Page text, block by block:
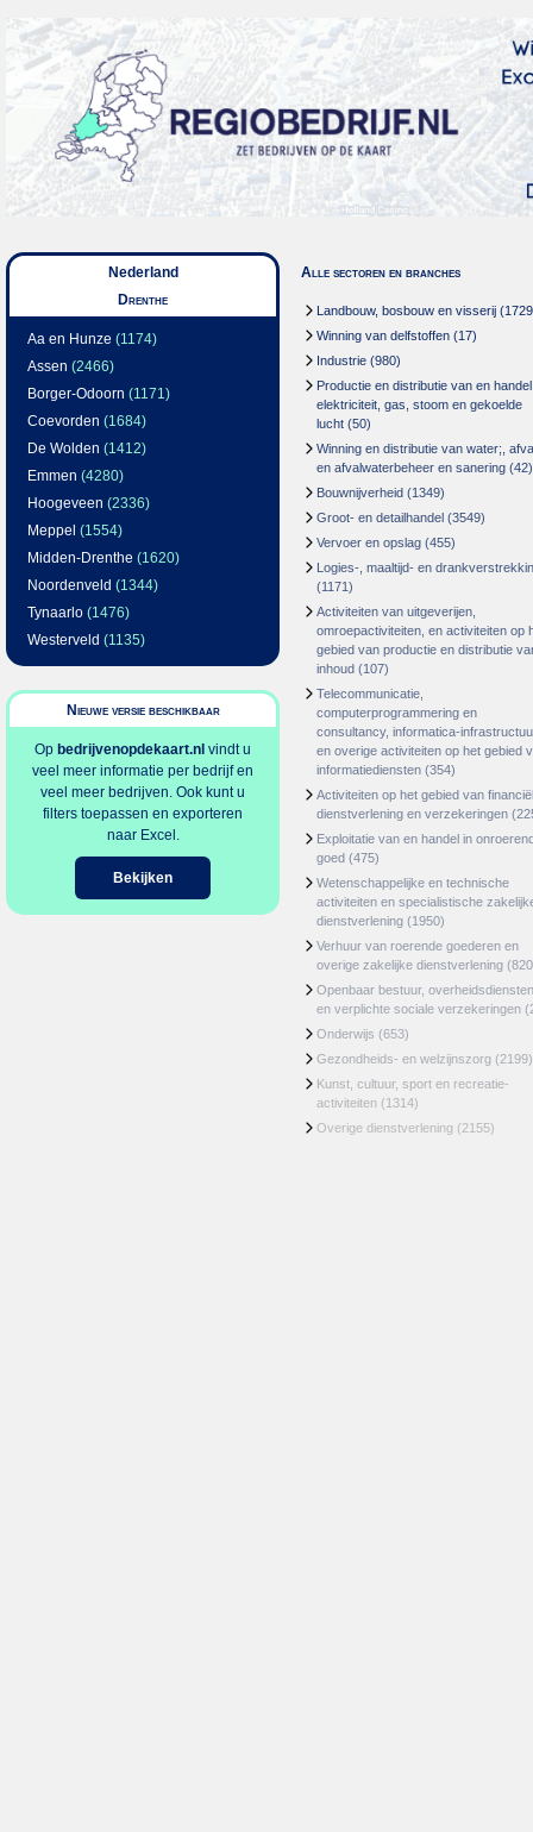
Nederland
Drenthe
Aa en Hunze (1174)
Assen (2466)
Borger-Odoorn (1171)
Coevorden (1684)
De Wolden (1412)
Emmen (4280)
Hoogeveen (2336)
Meppel (1554)
Midden-Drenthe (1620)
Noordenveld (1344)
Tynaarlo (1476)
Westerveld (1135)
Nieuwe versie beschikbaar
Op bedrijvenopdekaart.nl vindt u
veel meer informatie per bedrijf en
veel meer bedrijven. Ook kunt u
filters toepassen en exporteren
naar Excel.
Bekijken
Alle sectoren en branches
Landbouw, bosbouw en visserij
Winning van delfstoffen (17)
Industrie (980)
Productie en distributie van en
elektriciteit, gas, stoom en gekoelde
lucht (50)
Winning en distributie van water;,
en afvalwaterbeheer en sanering (42)
Bouwnijverheid (1349)
Groot- en detailhandel (3549)
Vervoer en opslag (455)
Logies-, maaltijd- en
(1171)
Activiteiten van uitgeverijen,
omroepactiviteiten, en activiteiten op
gebied van productie en distributie
inhoud (107)
Telecommunicatie,
computerprogrammering en
consultancy, informatica-
en overige activiteiten op het gebied
informatiediensten (354)
Activiteiten op het gebied van
dienstverlening en verzekeringen
Exploitatie van en handel in
goed (475)
Wetenschappelijke en technische
activiteiten en specialistische
dienstverlening (1950)
Verhuur van roerende goederen en
overige zakelijke dienstverlening
Openbaar bestuur, overheidsdiensten
en verplichte sociale verzekeringen
Onderwijs (653)
Gezondheids- en welzijnszorg (2199)
Kunst, cultuur, sport en recreatie-
activiteiten (1314)
Overige dienstverlening (2155)